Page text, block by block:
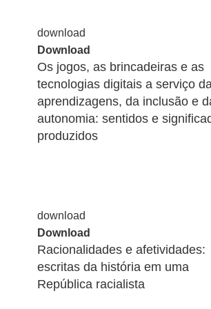
Download
Os jogos, as brincadeiras e as
tecnologias digitais a serviço
aprendizagens, da inclusão e
autonomia: sentidos e
produzidos
Download
Racionalidades e afetividades:
escritas da história em uma
República racialista